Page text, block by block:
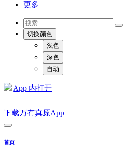
更多
切换颜色
浅色
深色
自动
App 内打开
下载万有真原App
首页